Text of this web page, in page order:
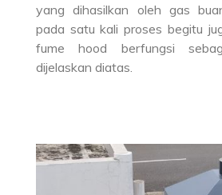
yang dihasilkan oleh gas
pada satu kali proses begitu
fume hood berfungsi
dijelaskan diatas.